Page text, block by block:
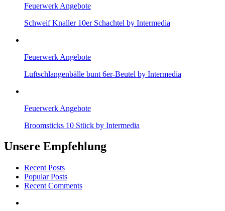
Feuerwerk Angebote
Schweif Knaller 10er Schachtel by Intermedia
Feuerwerk Angebote
Luftschlangenbälle bunt 6er-Beutel by Intermedia
Feuerwerk Angebote
Broomsticks 10 Stück by Intermedia
Unsere Empfehlung
Recent Posts
Popular Posts
Recent Comments